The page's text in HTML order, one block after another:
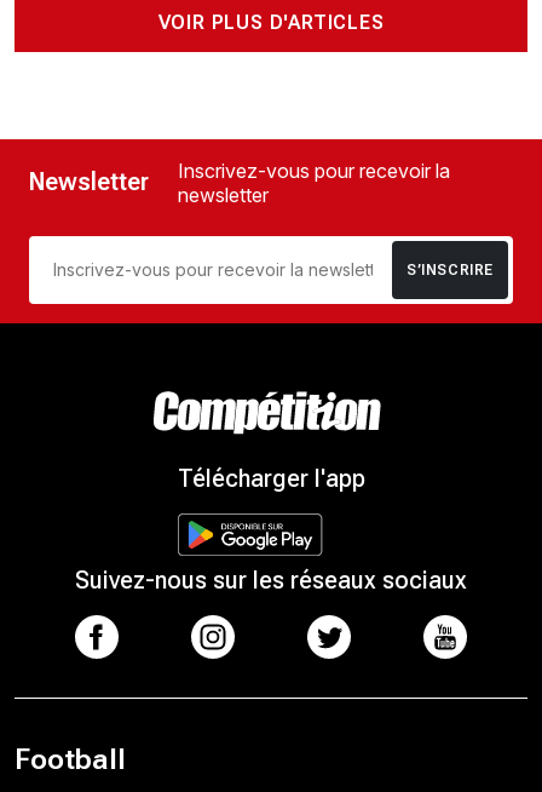
VOIR PLUS D'ARTICLES
Newsletter
Inscrivez-vous pour recevoir la
newsletter
S’INSCRIRE
Télécharger l'app
Suivez-nous sur les réseaux sociaux
Football